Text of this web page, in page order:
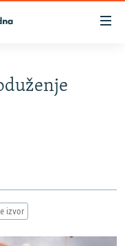
izvor